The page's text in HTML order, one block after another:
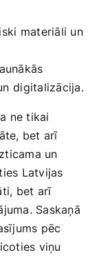
materiāli un
⁣digitalizācija.
ne tikai
bet arī
un
Latvijas
bet arī
Saskaņā
pēc
viņu